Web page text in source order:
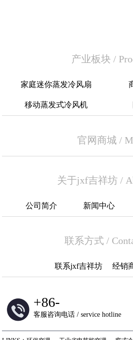
产业板块 /
家庭迷你蒸发冷风扇
移动蒸发式冷风机
官网商城 /
关于jxf吉祥坊 /
公司简介 新闻中心
联系方式 /
联系jxf吉祥坊 经销
+86-
客服咨询电话 / service hotline